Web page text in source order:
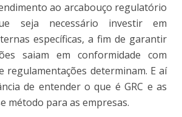
ao arcabouço regulatório
seja necessário investir em
específicas, a fim de garantir
saiam em conformidade com
regulamentações determinam. E aí
de entender o que é GRC e as
método para as empresas.